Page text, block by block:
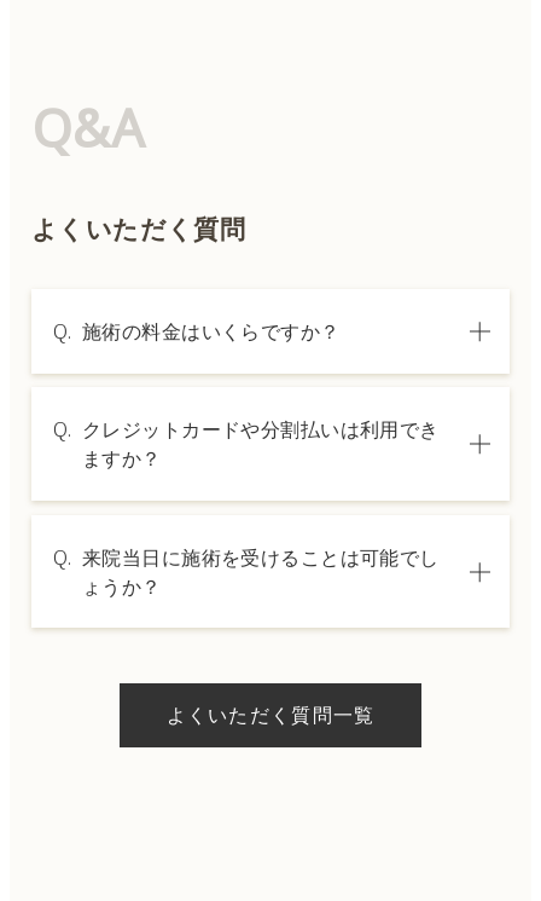
Q&A
よくいただく質問
Q. 施術の料金はいくらですか？
は料金表ページをご確認いただくか、カウン
セリングでご案内いたします。
Q. クレジットカードや分割払いは利用でき
ますか？
した分割払いも可能です。詳細は受付スタッ
フにお問い合わせください。
Q. 来院当日に施術を受けることは可能でし
ょうか？
ただける施術もございます。当日の施術をご
希望の場合は、ご予約の際にお気軽にご相談
よくいただく質問一覧